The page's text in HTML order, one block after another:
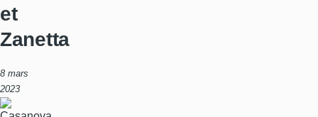
et
Zanetta
8 mars
2023